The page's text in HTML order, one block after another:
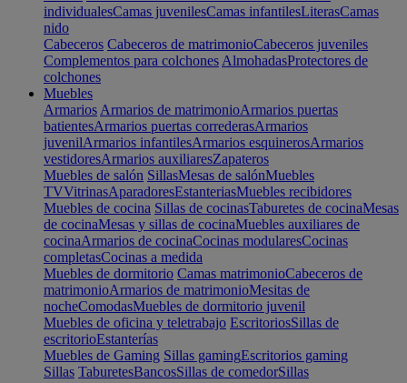
individualesCamas juvenilesCamas infantilesLiterasCamas
nido
Cabeceros Cabeceros de matrimonioCabeceros juveniles
Complementos para colchones AlmohadasProtectores de
colchones
Muebles
Armarios Armarios de matrimonioArmarios puertas
batientesArmarios puertas correderasArmarios
juvenilArmarios infantilesArmarios esquinerosArmarios
vestidoresArmarios auxiliaresZapateros
Muebles de salón SillasMesas de salónMuebles
TVVitrinasAparadoresEstanteriasMuebles recibidores
Muebles de cocina Sillas de cocinasTaburetes de cocinaMesas
de cocinaMesas y sillas de cocinaMuebles auxiliares de
cocinaArmarios de cocinaCocinas modularesCocinas
completasCocinas a medida
Muebles de dormitorio Camas matrimonioCabeceros de
matrimonioArmarios de matrimonioMesitas de
nocheComodasMuebles de dormitorio juvenil
Muebles de oficina y teletrabajo EscritoriosSillas de
escritorioEstanterías
Muebles de Gaming Sillas gamingEscritorios gaming
Sillas TaburetesBancosSillas de comedorSillas